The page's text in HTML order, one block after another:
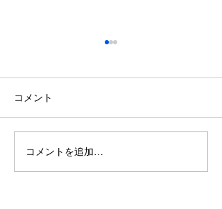
クラフトビアマーケット
虎ノ門さんでCRUSTビー
コメント
コメントを追加…